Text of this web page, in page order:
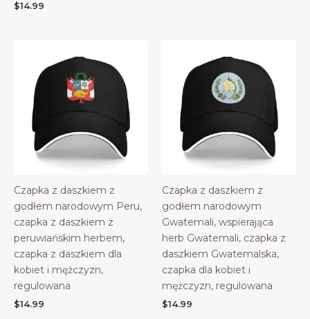
$14.99
Czapka z daszkiem z
godłem narodowym Peru,
czapka z daszkiem z
peruwiańskim herbem,
czapka z daszkiem dla
kobiet i mężczyzn,
regulowana
$14.99
Czapka z daszkiem z
godłem narodowym
Gwatemali, wspierająca
herb Gwatemali, czapka z
daszkiem Gwatemalska,
czapka dla kobiet i
mężczyzn, regulowana
$14.99